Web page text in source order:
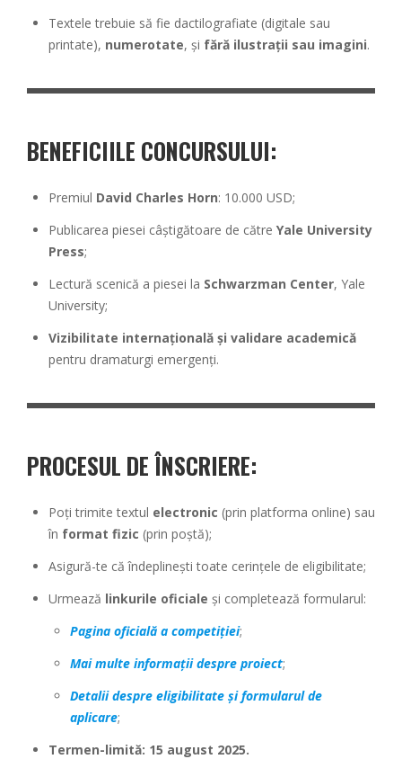
Textele trebuie să fie dactilografiate (digitale sau
printate), numerotate, și fără ilustrații sau imagini.
BENEFICIILE CONCURSULUI:
Premiul David Charles Horn: 10.000 USD;
Publicarea piesei câștigătoare de către Yale University
Press;
Lectură scenică a piesei la Schwarzman Center, Yale
University;
Vizibilitate internațională și validare academică
pentru dramaturgi emergenți.
PROCESUL DE ÎNSCRIERE:
Poți trimite textul electronic (prin platforma online) sau
în format fizic (prin poștă);
Asigură-te că îndeplinești toate cerințele de eligibilitate;
Urmează linkurile oficiale și completează formularul:
Pagina oficială a competiției;
Mai multe informații despre proiect;
Detalii despre eligibilitate și formularul de
aplicare;
Termen-limită: 15 august 2025.